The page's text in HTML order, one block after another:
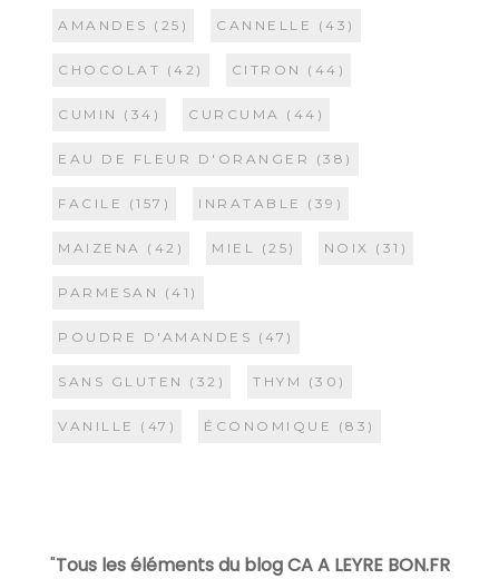
AMANDES (25) CANNELLE (43)
CHOCOLAT (42) CITRON (44)
CUMIN (34) CURCUMA (44)
EAU DE FLEUR D'ORANGER (38)
FACILE (157) INRATABLE (39)
MAIZENA (42) MIEL (25) NOIX (31)
PARMESAN (41)
POUDRE D'AMANDES (47)
SANS GLUTEN (32) THYM (30)
VANILLE (47) ÉCONOMIQUE (83)
"Tous les éléments du blog CA A LEYRE BON.FR